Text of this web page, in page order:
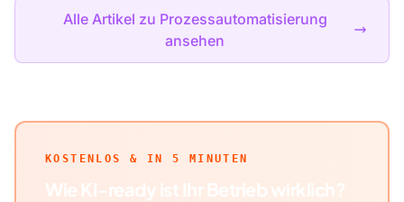
Alle Artikel zu Prozessautomatisierung
ansehen
KOSTENLOS & IN 5 MINUTEN
Wie KI-ready ist Ihr Betrieb wirklich?